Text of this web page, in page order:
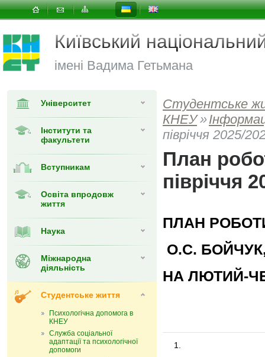
Київський
імені Вадима Гетьмана
Університет
Інститути та
факультети
Вступникам
Освіта впродовж
життя
Наука
Міжнародна
діяльність
Студентське життя
Психологічна допомога в
КНЕУ
Служба соціальної
адаптації та психологічної
допомоги
Студентське
КНЕУ »
півріччя 2025/
План
півріччя
ПЛАН
О.С.
НА ЛЮТИЙ-
1.